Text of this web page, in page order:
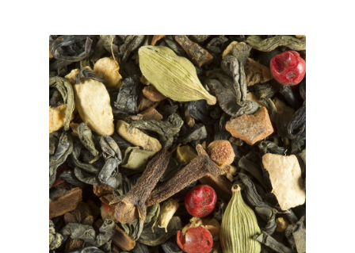
Coffrets thés
Conditionnement de nos thés et infusions
Conditions générales de ventes et mentions légales
Contactez-nous
Diffuseurs de parfum
Enfants